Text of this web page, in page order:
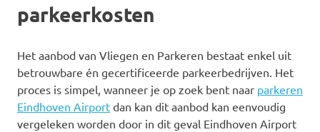
parkeerkosten
Het aanbod van Vliegen en Parkeren bestaat enkel uit
betrouwbare én gecertificeerde parkeerbedrijven. Het
proces is simpel, wanneer je op zoek bent naar parkeren
Eindhoven Airport dan kan dit aanbod kan eenvoudig
vergeleken worden door in dit geval Eindhoven Airport